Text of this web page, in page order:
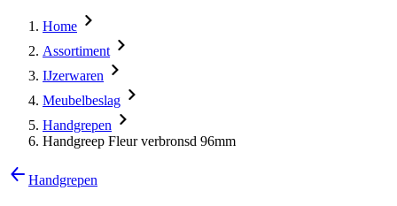
Home
Assortiment
IJzerwaren
Meubelbeslag
Handgrepen
Handgreep Fleur verbronsd 96mm
Handgrepen